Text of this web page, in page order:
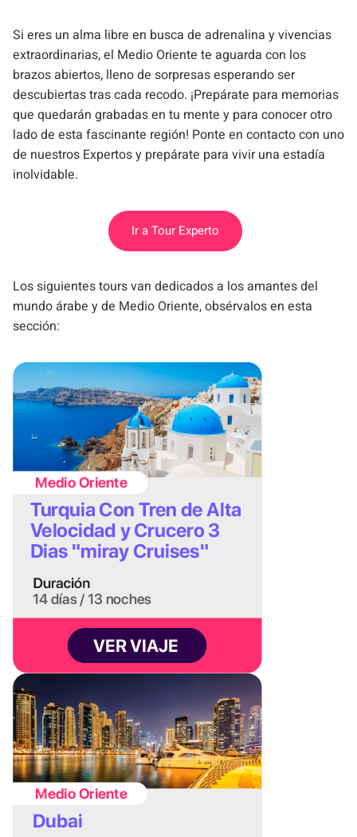
Si eres un alma libre en busca de adrenalina y vivencias
extraordinarias, el Medio Oriente te aguarda con los
brazos abiertos, lleno de sorpresas esperando ser
descubiertas tras cada recodo. ¡Prepárate para memorias
que quedarán grabadas en tu mente y para conocer otro
lado de esta fascinante región! Ponte en contacto con uno
de nuestros Expertos y prepárate para vivir una estadía
inolvidable.
Ir a Tour Experto
Los siguientes tours van dedicados a los amantes del
mundo árabe y de Medio Oriente, obsérvalos en esta
sección: